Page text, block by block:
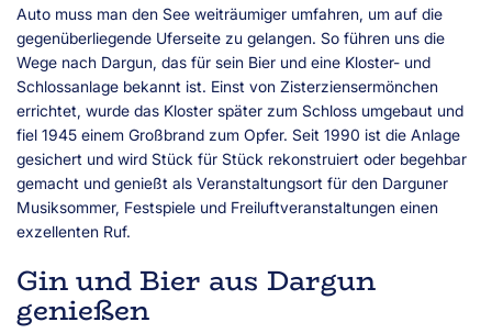
Auto muss man den See weiträumiger umfahren, um auf die
gegenüberliegende Uferseite zu gelangen. So führen uns die
Wege nach Dargun, das für sein Bier und eine Kloster- und
Schlossanlage bekannt ist. Einst von Zisterziensermönchen
errichtet, wurde das Kloster später zum Schloss umgebaut und
fiel 1945 einem Großbrand zum Opfer. Seit 1990 ist die Anlage
gesichert und wird Stück für Stück rekonstruiert oder begehbar
gemacht und genießt als Veranstaltungsort für den Darguner
Musiksommer, Festspiele und Freiluftveranstaltungen einen
exzellenten Ruf.
Gin und Bier aus Dargun
genießen